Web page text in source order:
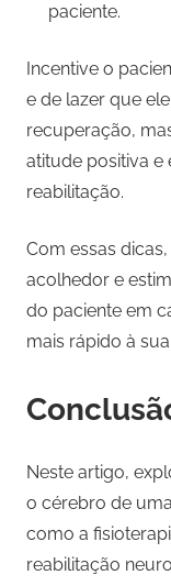
paciente.
Incentive o
e de lazer que
recuperação,
atitude positiva e
reabilitação.
Com essas
acolhedor e
do paciente em
mais rápido à
Neste artigo,
o cérebro de
como a
reabilitação